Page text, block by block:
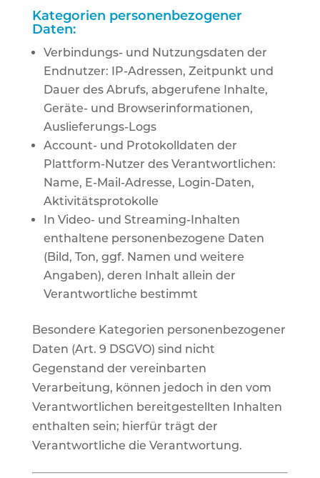
Kategorien personenbezogener
Daten:
Verbindungs- und Nutzungsdaten der
Endnutzer: IP-Adressen, Zeitpunkt und
Dauer des Abrufs, abgerufene Inhalte,
Geräte- und Browserinformationen,
Auslieferungs-Logs
Account- und Protokolldaten der
Plattform-Nutzer des Verantwortlichen:
Name, E-Mail-Adresse, Login-Daten,
Aktivitätsprotokolle
In Video- und Streaming-Inhalten
enthaltene personenbezogene Daten
(Bild, Ton, ggf. Namen und weitere
Angaben), deren Inhalt allein der
Verantwortliche bestimmt
Besondere Kategorien personenbezogener
Daten (Art. 9 DSGVO) sind nicht
Gegenstand der vereinbarten
Verarbeitung, können jedoch in den vom
Verantwortlichen bereitgestellten Inhalten
enthalten sein; hierfür trägt der
Verantwortliche die Verantwortung.